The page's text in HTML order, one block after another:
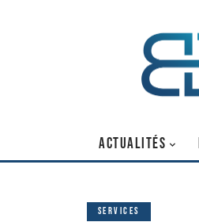
ACTUALITÉS
SERVICES